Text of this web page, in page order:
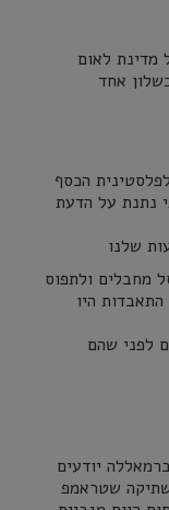
מדינת לאום
אחד
הכסף
נתנת על הדעת
שלנו
מחבלים ולתפוס
היו
לפני שהם
יודעים
שטראמפ